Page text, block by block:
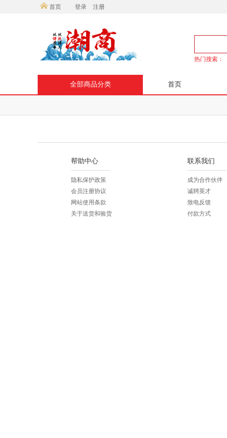
首页 登录 注册
热门搜索：
全部商品分类 首页
帮助中心
隐私保护政策
会员注册协议
网站使用条款
关于送货和验货
联系我们
成为合作伙伴
诚聘英才
致电反馈
付款方式